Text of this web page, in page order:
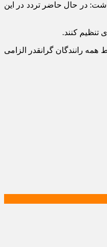
‌در حال حاضر تردد در این
تنظیم کنند.‌
بر جاده، توسط همه رانندگان گرانقدر الزامی